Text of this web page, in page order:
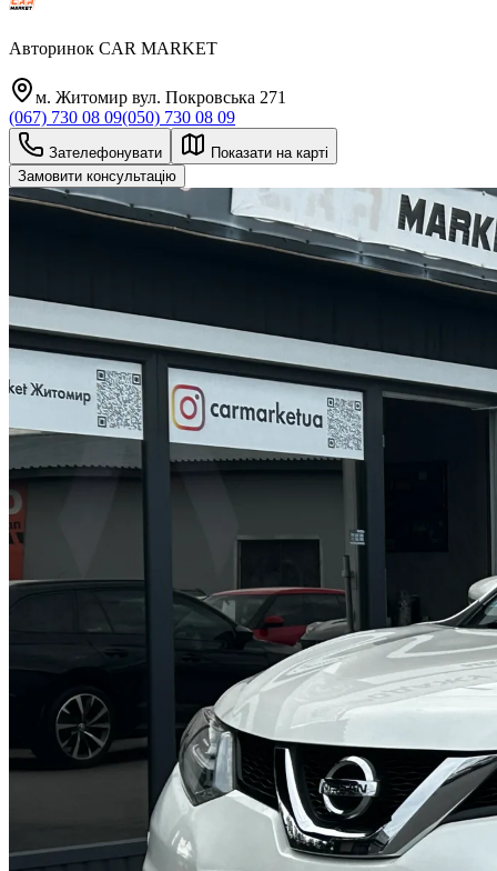
Авторинок CAR MARKET
м. Житомир вул. Покровська 271
(067) 730 08 09(050) 730 08 09
Зателефонувати
Показати на карті
Замовити консультацію